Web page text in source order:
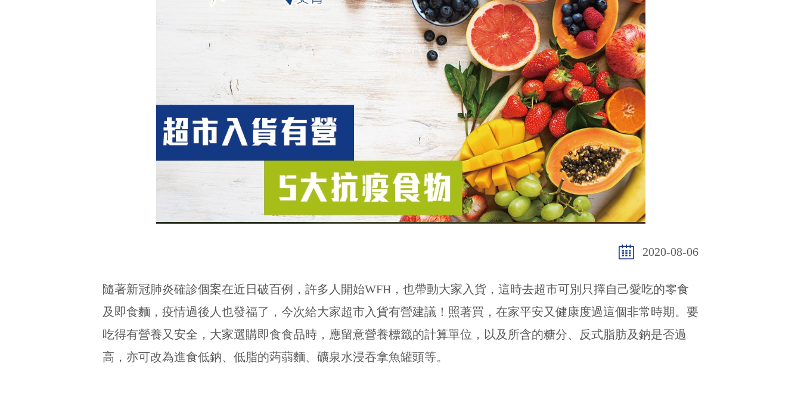
2020-08-06
隨著新冠肺炎確診個案在近日破百例，許多人開始WFH，也帶動大家入貨，這時去超市可別只擇自己愛吃的零食
及即食麵，疫情過後人也發福了，今次給大家超市入貨有營建議！照著買，在家平安又健康度過這個非常時期。要
吃得有營養又安全，大家選購即食食品時，應留意營養標籤的計算單位，以及所含的糖分、反式脂肪及鈉是否過
高，亦可改為進食低鈉、低脂的蒟蒻麵、礦泉水浸吞拿魚罐頭等。